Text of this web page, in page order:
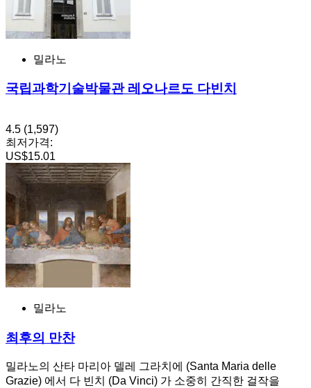
밀라노
국립과학기술박물관 레오나르도 다빈치
4.5 (1,597)
최저가격:
US$15.01
밀라노
최후의 만찬
밀라노의 산타 마리아 델레 그라치에 (Santa Maria delle
Grazie) 에서 다 빈치 (Da Vinci) 가 소중히 간직한 걸작을